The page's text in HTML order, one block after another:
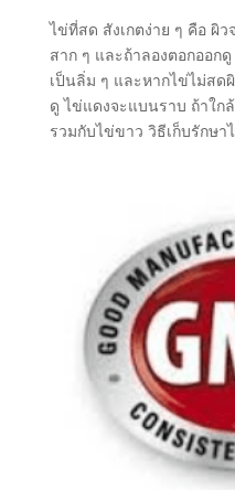
ไข่ที่สด สังเกตง่าย ๆ คือ ผิว
สาก ๆ และถ้าลองตอกออก
เป็นลิ่ม ๆ และหากไข่ไม่สด
ดู ไข่แดงจะแบนราบ ถ้าใก
รวมกับไข่ขาว วิธีเก็บรักษา